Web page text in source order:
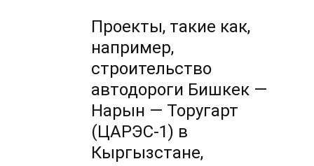
Проекты, такие как,
например,
строительство
автодороги Бишкек —
Нарын — Торугарт
(ЦАРЭС-1) в
Кыргызстане,